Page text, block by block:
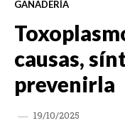
GANADERÍA
causas,
prevenirla
19/10/2025